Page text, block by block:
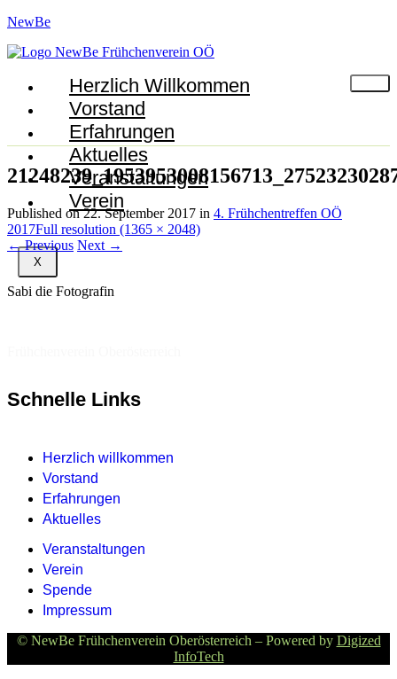
NewBe
Herzlich Willkommen
Vorstand
Erfahrungen
Aktuelles
Veranstaltungen
Verein
X
Published on22. September 2017 in 4. Frühchentreffen OÖ
2017Full resolution (1365 × 2048)
←Previous Next →
Sabi die Fotografin
Schnelle Links
Herzlich willkommen
Vorstand
Erfahrungen
Aktuelles
Veranstaltungen
Verein
Spende
Impressum
© NewBe Frühchenverein Oberösterreich – Powered by Digized
InfoTech